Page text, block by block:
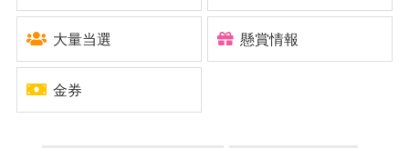
大量当選 懸賞情報
金券